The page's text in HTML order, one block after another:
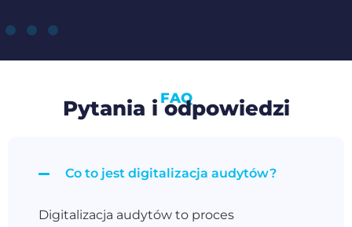
FAQ
Pytania i odpowiedzi
Co to jest digitalizacja audytów?
Digitalizacja audytów to proces